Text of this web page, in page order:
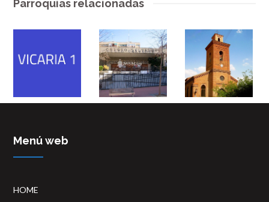
Parroquias relacionadas
Menú web
HOME